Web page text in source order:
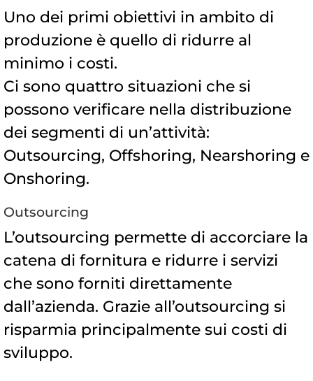
Uno dei primi obiettivi in ambito di
produzione è quello di ridurre al
minimo i costi.
Ci sono quattro situazioni che si
possono verificare nella distribuzione
dei segmenti di un’attività:
Outsourcing, Offshoring, Nearshoring e
Onshoring.
Outsourcing
L’outsourcing permette di accorciare la
catena di fornitura e ridurre i servizi
che sono forniti direttamente
dall’azienda. Grazie all’outsourcing si
risparmia principalmente sui costi di
sviluppo.